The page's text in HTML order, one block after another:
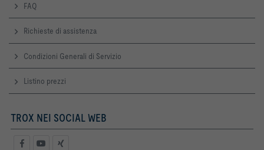
FAQ
Richieste di assistenza
Condizioni Generali di Servizio
Listino prezzi
TROX NEI SOCIAL WEB